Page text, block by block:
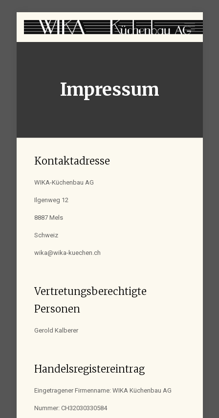
Impressum
Kontaktadresse
WIKA-Küchenbau AG
Ilgenweg 12
8887 Mels
Schweiz
wika@wika-kuechen.ch
Vertretungsberechtigte
Personen
Gerold Kalberer
Handelsregistereintrag
Eingetragener Firmenname: WIKA Küchenbau AG
Nummer: CH32030330584